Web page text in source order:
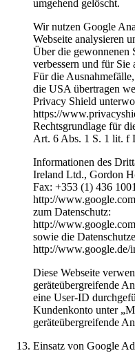
umgehend gelöscht.
Wir nutzen Google
Webseite analysieren
Über die gewonnenen
verbessern und für Sie
Für die
die USA übertragen
Privacy Shield
https://
Rechtsgrundlage für
Art. 6 Abs. 1 S. 1 lit. f
Informationen des
Ireland Ltd., Gordon
Fax: +353 (1) 436
http://
zum Datenschutz:
http://
sowie die
http://www.google.de/
Diese Webseite
geräteübergreifende
eine User-ID
Kundenkonto unter
geräteübergreifende
Einsatz von Google